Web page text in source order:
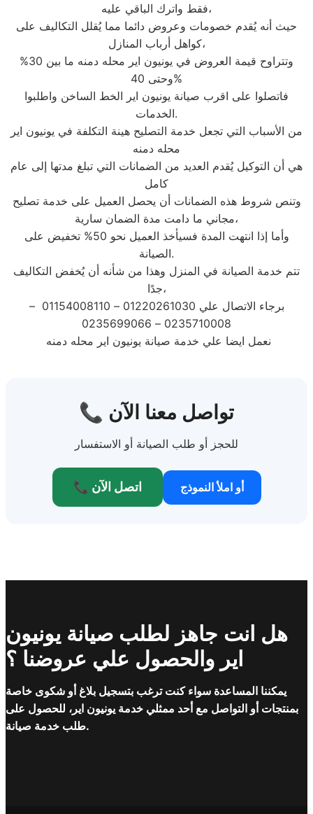
فقط واترك الباقي عليه،
حيث أنه يُقدم خصومات وعروض دائما مما يُقلل التكاليف على
كواهل أرباب المنازل،
وتتراوح قيمة العروض في يونيون اير محله دمنه ما بين 30%
وحتى 40%
فاتصلوا على اقرب صيانة يونيون اير الخط الساخن واطلبوا
الخدمات.
من الأسباب التي تجعل خدمة التصليح هينة التكلفة في يونيون اير
محله دمنه
هي أن التوكيل يُقدم العديد من الضمانات التي تبلغ مدتها إلى عام
كامل
وتنص شروط هذه الضمانات أن يحصل العميل على خدمة تصليح
مجاني ما دامت مدة الضمان سارية،
وأما إذا انتهت المدة فسيأخذ العميل نحو 50% تخفيض على
الصيانة.
تتم خدمة الصيانة في المنزل وهذا من شأنه أن يُخفض التكاليف
جدًا،
برجاء الاتصال علي 01220261030 – 01154008110 –
0235710008 – 0235699066
نعمل ايضا علي خدمة صيانة يونيون اير محله دمنه
📞 تواصل معنا الآن
للحجز أو طلب الصيانة أو الاستفسار
📞 اتصل الآن أو املأ النموذج
هل انت جاهز لطلب صيانة يونيون
اير والحصول علي عروضنا ؟
يمكننا المساعدة سواء كنت ترغب بتسجيل بلاغ أو شكوى خاصة
بمنتجات أو التواصل مع أحد ممثلي خدمة يونيون اير، للحصول على
طلب خدمة صيانة.